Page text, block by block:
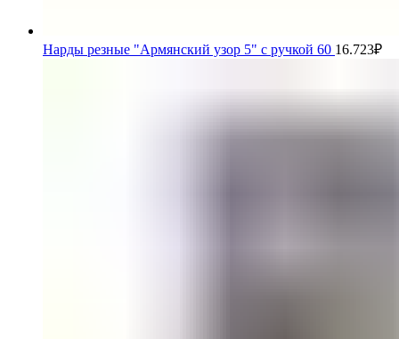
Нарды резные "Армянский узор 5" с ручкой 60 16.723₽